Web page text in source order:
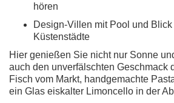
hören
Design-Villen mit Pool und
Küstenstädte
Hier genießen Sie nicht nur Sonne
auch den unverfälschten Geschmack
Fisch vom Markt, handgemachte
ein Glas eiskalter Limoncello in der